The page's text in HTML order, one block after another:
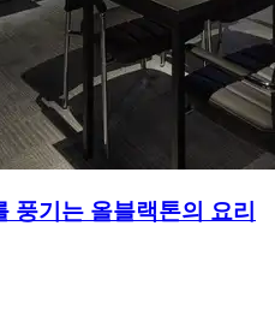
풍기는 올블랙톤의 요리